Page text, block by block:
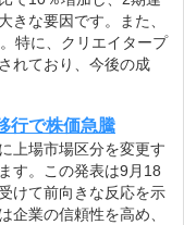
きな要因です。また、
特に、クリエイタープ
れており、今後の成
行で株価急騰
上場市場区分を変更す
す。この発表は9月18
けて前向きな反応を示
企業の信頼性を高め、